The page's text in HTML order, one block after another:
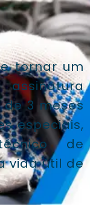
tornar um
3 meses
especiais,
de
vida útil de